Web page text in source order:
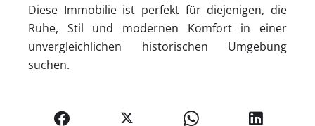
Diese Immobilie ist perfekt für diejenigen, die
Ruhe, Stil und modernen Komfort in einer
unvergleichlichen historischen Umgebung
suchen.